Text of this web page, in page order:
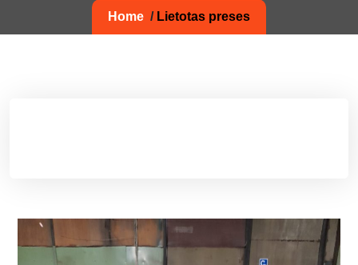
Home / Lietotas preses